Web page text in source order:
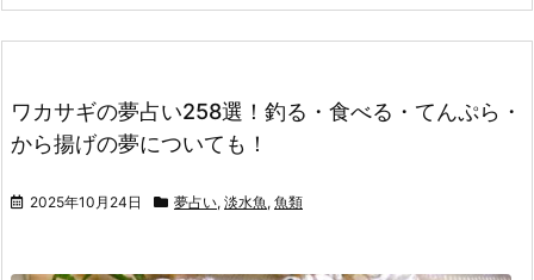
ワカサギの夢占い258選！釣る・食べる・てんぷら・
から揚げの夢についても！
2025年10月24日 夢占い, 淡水魚 , 魚類